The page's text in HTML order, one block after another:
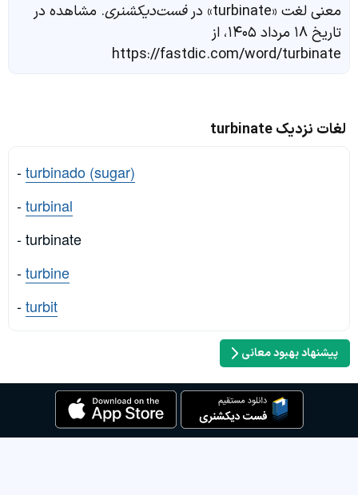
معنی لغت «turbinate» در فست‌دیکشنری. مشاهده در
تاریخ ۱۸ مرداد ۱۴۰۵، از
https://fastdic.com/word/turbinate
لغات نزدیک turbinate
-turbinado (sugar)
-turbinal
- turbinate
-turbine
-turbit
پیشنهاد بهبود معانی